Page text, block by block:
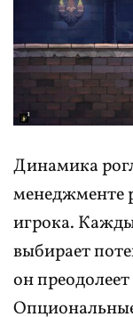
Динамика
менеджменте
игрока.
выбирает
он